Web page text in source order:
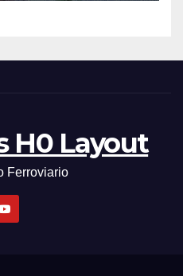
H0 Layout
Ferroviario